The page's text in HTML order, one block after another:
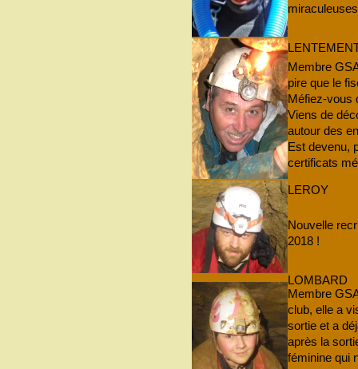
Membre
pire que le
Méfiez-vous
Viens de
autour des
Est devenu,
certificats
LEROY
Nouvelle
2018 !
LOMBARD
Membre
club, elle a
sortie et a
après la
féminine qui